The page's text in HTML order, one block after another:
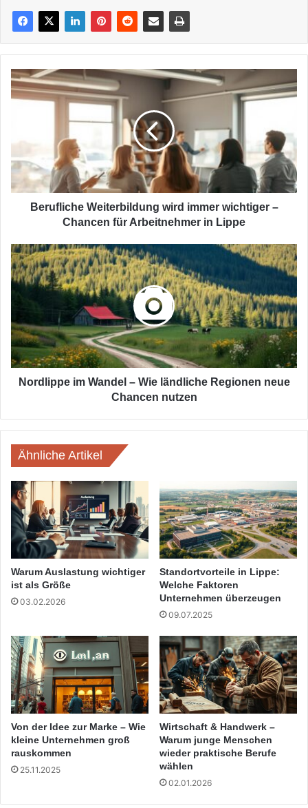
Berufliche
Weiterbildung
wird
Chancen
Arbeitnehmer
Berufliche Weiterbildung wird immer wichtiger –
Chancen für Arbeitnehmer in Lippe
Nordlippe
im
Wandel
–
ländliche
Regionen
neue
Chancen
nutzen
Nordlippe im Wandel – Wie ländliche Regionen neue
Chancen nutzen
Ähnliche Artikel
Warum Auslastung wichtiger
ist als Größe
03.02.2026
Standortvorteile in Lippe:
Welche Faktoren
Unternehmen überzeugen
09.07.2025
Von der Idee zur Marke – Wie
kleine Unternehmen groß
rauskommen
25.11.2025
Wirtschaft & Handwerk –
Warum junge Menschen
wieder praktische Berufe
wählen
02.01.2026